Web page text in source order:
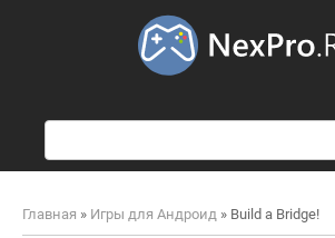
о
и
к
Главная » Игры для Андроид » Build a Bridge!